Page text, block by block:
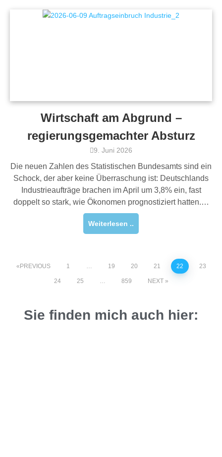
Wirtschaft am Abgrund –
regierungsgemachter Absturz
9. Juni 2026
Die neuen Zahlen des Statistischen Bundesamts sind ein
Schock, der aber keine Überraschung ist: Deutschlands
Industrieaufträge brachen im April um 3,8% ein, fast
doppelt so stark, wie Ökonomen prognostiziert hatten.…
Weiterlesen ..
PREVIOUS 1 … 19 20 21 22 23
24 25 … 859 NEXT
Sie finden mich auch hier: